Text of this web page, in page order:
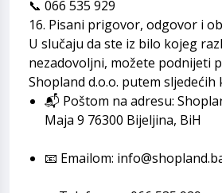
📞 066 535 929
16. Pisani prigovor, odgovor i
U slučaju da ste iz bilo kojeg
nezadovoljni, možete podnijeti
Shopland d.o.o. putem sljedećih
📬 Poštom na adresu:
Maja 9 76300 Bijeljina, BiH
📧 Emailom: